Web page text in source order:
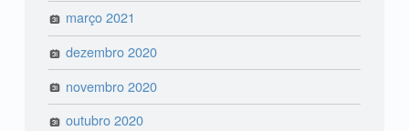
março 2021
dezembro 2020
novembro 2020
outubro 2020